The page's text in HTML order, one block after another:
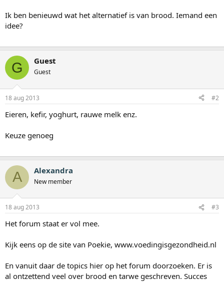
Ik ben benieuwd wat het alternatief is van brood. Iemand een
idee?
G Guest
Guest
18 aug 2013 #2
Eieren, kefir, yoghurt, rauwe melk enz.
Keuze genoeg
A Alexandra
New member
18 aug 2013 #3
Het forum staat er vol mee.
Kijk eens op de site van Poekie, www.voedingisgezondheid.nl
En vanuit daar de topics hier op het forum doorzoeken. Er is
al ontzettend veel over brood en tarwe geschreven. Succes